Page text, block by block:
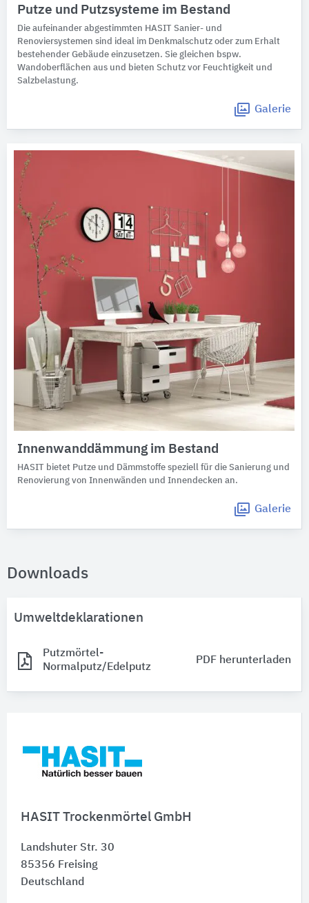
HASIT Trockenmörtel GmbH
Landshuter Str. 30
85356 Freising
Deutschland
Putze und Putzsysteme im Bestand
Die aufeinander abgestimmten HASIT Sanier- und
Renoviersystemen sind ideal im Denkmalschutz oder zum Erhalt
bestehender Gebäude einzusetzen. Sie gleichen bspw.
Wandoberflächen aus und bieten Schutz vor Feuchtigkeit und
Salzbelastung.
Galerie
Innenwanddämmung im Bestand
HASIT bietet Putze und Dämmstoffe speziell für die Sanierung und
Renovierung von Innenwänden und Innendecken an.
Galerie
Downloads
Umweltdeklarationen
Putzmörtel-
Normalputz/Edelputz
PDF herunterladen